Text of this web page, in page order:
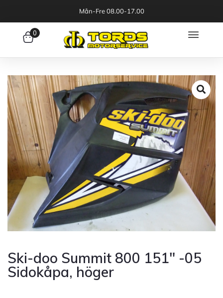
Mån-Fre 08.00-17.00
0
Ski-doo Summit 800 151″ -05
Sidokåpa, höger